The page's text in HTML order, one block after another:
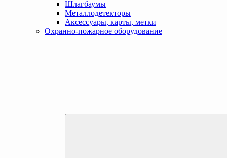
Шлагбаумы
Металлодетекторы
Аксессуары, карты, метки
Охранно-пожарное оборудование